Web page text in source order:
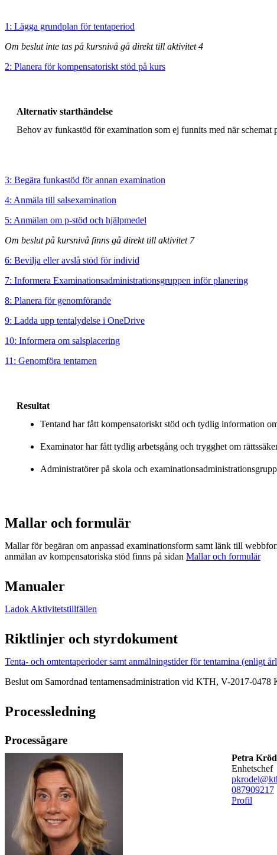
1: Lägga grundplan för tentaperiod
Om beslut inte tas på kursnivå gå direkt till aktivitet 4
2: Planera för kompensatoriskt stöd på kurs
Alternativ starthändelse
Behov av funkastöd för examination som ej funnits med när schemat
3: Begära funkastöd för annan examination
4: Anmäla till salsexamination
5: Anmälan om p-stöd och hjälpmedel
Om beslut på kursnivå finns gå direkt till aktivitet 7
6: Bevilja eller avslå stöd för individ
7: Informera Examinationsadministrationsgruppen inför planering
8: Planera för genomförande
9: Ladda upp tentalydelse i OneDrive
10: Informera om salsplacering
11: Genomföra tentamen
Resultat
Tentand har fått kompensatoriskt stöd och tydlig information
Examinator har fått tydlig arbetsgång och trygghet om
Administratörer på skola och
Mallar och formulär
Mallar för begäran om anpassad examinationsform samt länk till
anmälan av kompensatoriska stöd finns på sidan Mallar och formulär
Manualer
Ladok Aktivitetstillfällen
Riktlinjer och styrdokument
Tenta- och omtentaperioder samt anmälningstider för tentamina (enligt
Beslut om Samordnad tentamensadministration vid KTH, V-2017-0478
Processledning
Processägare
Petra
enhetschef
087909217
Profil